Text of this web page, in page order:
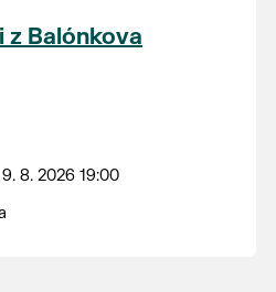
je zapsána na Seznam
a kulturního dědictví
z Balónkova
8. 2026 19:00